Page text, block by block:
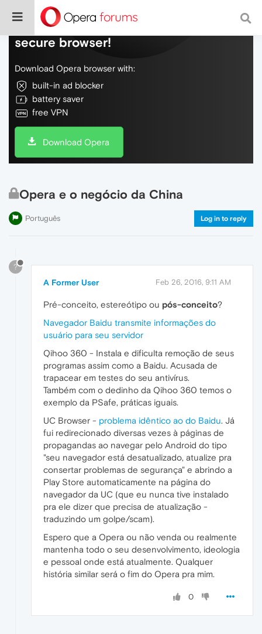
Do more on the web, with a fast and
secure browser!
Download Opera browser with:
built-in ad blocker
battery saver
free VPN
Download Opera
Opera e o negócio da China
Português Log in to reply
?
A Former User Feb 26, 2016, 9:11 AM
Pré-conceito, estereótipo ou pós-conceito?
Navegador Baidu transmite informações do
usuário para seu servidor
Qihoo 360 - Instala e dificulta remoção de seus
programas assim como a Baidu. Acusada de
trapacear em testes do seu antivírus.
Também com o dedinho da Qihoo 360 temos o
exemplo da PSafe, práticas iguais.
UC Browser - problema idêntico ao do Baidu. Já
fui redirecionado diversas vezes à páginas de
propagandas ao navegar pelo Android do tipo
"seu navegador está desatualizado, atualize pra
consertar problemas de segurança" e abrindo a
Play Store automaticamente na página do
navegador da UC (que eu nunca tive instalado
pra ele dizer que precisa de atualização -
traduzindo um golpe/scam).
Espero que a Opera ou não venda ou realmente
mantenha todo o seu desenvolvimento, ideologia
e pessoal onde está atualmente. Qualquer
história similar será o fim do Opera pra mim.
0